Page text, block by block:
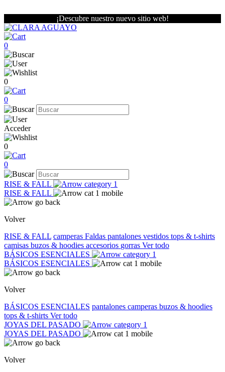
¡Descubre nuestro nuevo sitio web!
0
0
0
Acceder
0
0
RISE & FALL
RISE & FALL
Volver
RISE & FALL camperas Faldas pantalones vestidos tops & t-shirts
camisas buzos & hoodies accesorios gorras Ver todo
BÁSICOS ESENCIALES
BÁSICOS ESENCIALES
Volver
BÁSICOS ESENCIALES pantalones camperas buzos & hoodies
tops & t-shirts Ver todo
JOYAS DEL PASADO
JOYAS DEL PASADO
Volver